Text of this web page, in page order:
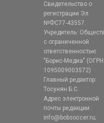
Свидетельство о
регистрации Эл
№ФС77-43557.
Учредитель:
с ограниченной
ответственностью
"Борис-Медиа" (ОГРН
1095009003572)
Главный редактор:
Тосунян Б.С.
Адрес электронной
почты редакции:
info@bobsoccer.ru;